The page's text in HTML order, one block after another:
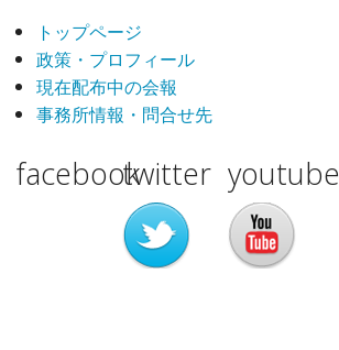
トップページ
政策・プロフィール
現在配布中の会報
事務所情報・問合せ先
facebooktwitter youtube